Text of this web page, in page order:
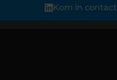
Kom in contact